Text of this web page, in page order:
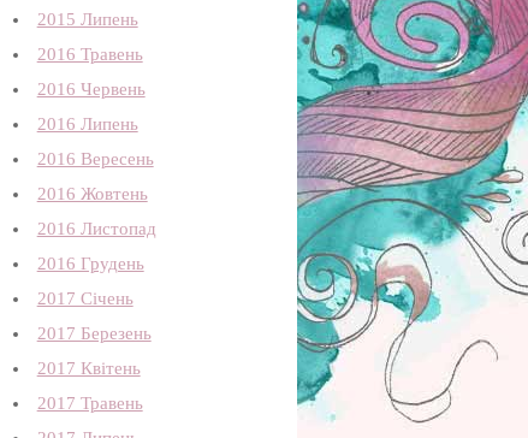
2015 Липень
2016 Травень
2016 Червень
2016 Липень
2016 Вересень
2016 Жовтень
2016 Листопад
2016 Грудень
2017 Січень
2017 Березень
2017 Квітень
2017 Травень